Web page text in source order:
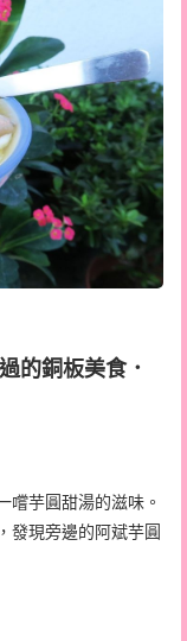
的銅板美食．
嚐芋圓甜湯的滋味。
發現旁邊的阿斌芋圓